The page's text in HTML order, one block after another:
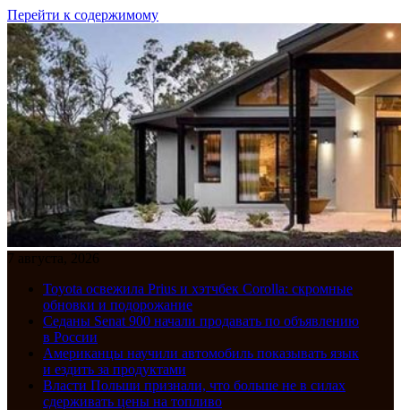
Перейти к содержимому
7 августа, 2026
Toyota освежила Prius и хэтчбек Corolla: скромные
обновки и подорожание
Седаны Senat 900 начали продавать по объявлению
в России
Американцы научили автомобиль показывать язык
и ездить за продуктами
Власти Польши признали, что больше не в силах
сдерживать цены на топливо